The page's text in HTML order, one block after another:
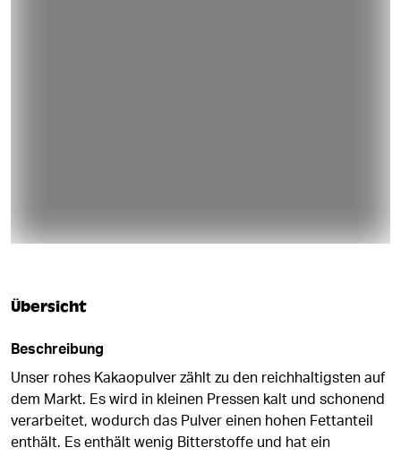
Übersicht
Beschreibung
Unser rohes Kakaopulver zählt zu den reichhaltigsten auf
dem Markt. Es wird in kleinen Pressen kalt und schonend
verarbeitet, wodurch das Pulver einen hohen Fettanteil
enthält. Es enthält wenig Bitterstoffe und hat ein